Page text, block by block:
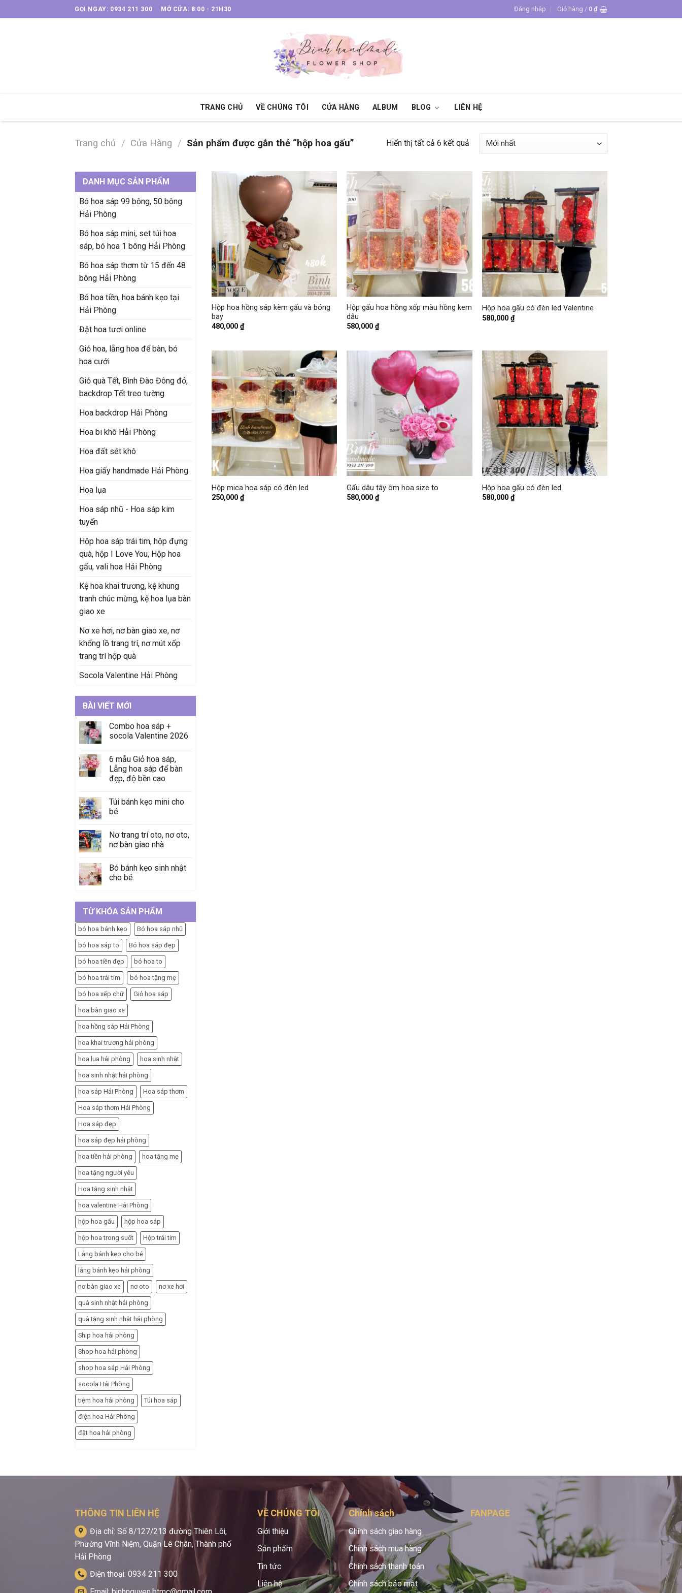
to
GỌI NGAY: 0934 211 300 MỞ CỬA: 8:00 - 21H30 Đăng nhập Giỏ hàng / 0 ₫
TRANG CHỦ VỀ CHÚNG TÔI CỬA HÀNG ALBUM BLOG LIÊN HỆ
Trang chủ / Cửa Hàng / Sản phẩm được gắn thẻ “hộp hoa gấu” Hiển thị tất cả 6 kết quả
DANH MỤC SẢN PHẨM
Bó hoa sáp 99 bông, 50 bông
Hải Phòng
Bó hoa sáp mini, set túi hoa
sáp, bó hoa 1 bông Hải Phòng
Bó hoa sáp thơm từ 15 đến 48
bông Hải Phòng
Bó hoa tiền, hoa bánh kẹo tại
Hải Phòng
Đặt hoa tươi online
Giỏ hoa, lẵng hoa để bàn, bó
hoa cưới
Giỏ quà Tết, Bình Đào Đông đỏ,
backdrop Tết treo tường
Hoa backdrop Hải Phòng
Hoa bi khô Hải Phòng
Hoa đất sét khô
Hoa giấy handmade Hải Phòng
Hoa lụa
Hoa sáp nhũ - Hoa sáp kim
tuyến
Hộp hoa sáp trái tim, hộp đựng
quà, hộp I Love You, Hộp hoa
gấu, vali hoa Hải Phòng
Kệ hoa khai trương, kệ khung
tranh chúc mừng, kệ hoa lụa bàn
giao xe
Nơ xe hơi, nơ bàn giao xe, nơ
khổng lồ trang trí, nơ mút xốp
trang trí hộp quà
Socola Valentine Hải Phòng
BÀI VIẾT MỚI
Combo hoa sáp +
socola Valentine 2026
6 mẫu Giỏ hoa sáp,
Lẵng hoa sáp để bàn
đẹp, độ bền cao
Túi bánh kẹo mini cho
bé
Nơ trang trí oto, nơ oto,
nơ bàn giao nhà
Bó bánh kẹo sinh nhật
cho bé
TỪ KHÓA SẢN PHẨM
bó hoa bánh kẹo Bó hoa sáp nhũ
bó hoa sáp to Bó hoa sáp đẹp
bó hoa tiền đẹp bó hoa to
bó hoa trái tim bó hoa tặng mẹ
bó hoa xếp chữ Giỏ hoa sáp
hoa bàn giao xe
hoa hồng sáp Hải Phòng
hoa khai trương hải phòng
hoa lụa hải phòng hoa sinh nhật
hoa sinh nhật hải phòng
hoa sáp Hải Phòng Hoa sáp thơm
Hoa sáp thơm Hải Phòng
Hoa sáp đẹp
hoa sáp đẹp hải phòng
hoa tiền hải phòng hoa tặng mẹ
hoa tặng người yêu
Hoa tặng sinh nhật
hoa valentine Hải Phòng
hộp hoa gấu hộp hoa sáp
hộp hoa trong suốt Hộp trái tim
Lẵng bánh kẹo cho bé
lẵng bánh kẹo hải phòng
nơ bàn giao xe nơ oto nơ xe hơi
quà sinh nhật hải phòng
quà tặng sinh nhật hải phòng
Ship hoa hải phòng
Shop hoa hải phòng
shop hoa sáp Hải Phòng
socola Hải Phòng
tiệm hoa hải phòng Túi hoa sáp
điện hoa Hải Phòng
đặt hoa hải phòng
+
Hộp hoa hồng sáp kèm gấu và bóng
bay
480,000 ₫
+
Hộp gấu hoa hồng xốp màu hồng kem
dâu
580,000₫
+
Hộp hoa gấu có đèn led Valentine
580,000₫
Hộp mica hoa sáp có đèn led
250,000 ₫
+
Gấu dâu tây ôm hoa size to
580,000₫
+
Hộp hoa gấu có đèn led
580,000₫
THÔNG TIN LIÊN HỆ
Địa chỉ: Số 8/127/213 đường Thiên Lôi,
Phường Vĩnh Niệm, Quận Lê Chân, Thành phố
Hải Phòng
Điện thoại: 0934 211 300
VỀ CHÚNG TÔI
Giới thiệu
Sản phẩm
Tin tức
Liên hệ
Chính sách
Chính sách giao hàng
Chính sách mua hàng
Chính sách thanh toán
Chính sách bảo mật
FANPAGE